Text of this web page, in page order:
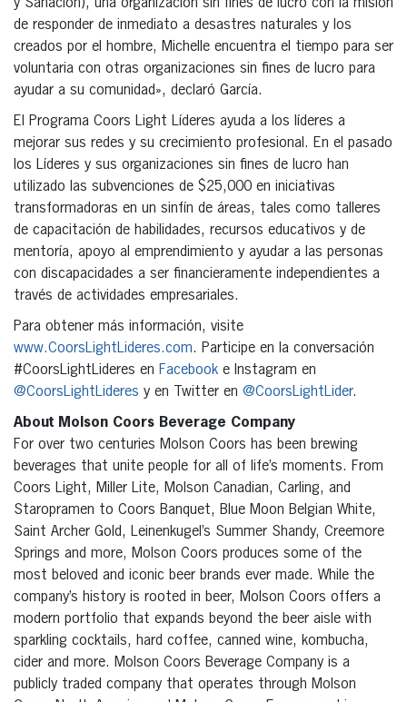
y Sanación), una organización sin fines de lucro con la misión
de responder de inmediato a desastres naturales y los
creados por el hombre, Michelle encuentra el tiempo para ser
voluntaria con otras organizaciones sin fines de lucro para
ayudar a su comunidad», declaró García.
El Programa Coors Light Líderes ayuda a los líderes a
mejorar sus redes y su crecimiento profesional. En el pasado
los Líderes y sus organizaciones sin fines de lucro han
utilizado las subvenciones de $25,000 en iniciativas
transformadoras en un sinfín de áreas, tales como talleres
de capacitación de habilidades, recursos educativos y de
mentoría, apoyo al emprendimiento y ayudar a las personas
con discapacidades a ser financieramente independientes a
través de actividades empresariales.
Para obtener más información, visite
www.CoorsLightLideres.com. Participe en la conversación
#CoorsLightLideres en Facebook e Instagram en
@CoorsLightLideres y en Twitter en @CoorsLightLider.
About Molson Coors Beverage Company
For over two centuries Molson Coors has been brewing
beverages that unite people for all of life’s moments. From
Coors Light, Miller Lite, Molson Canadian, Carling, and
Staropramen to Coors Banquet, Blue Moon Belgian White,
Saint Archer Gold, Leinenkugel’s Summer Shandy, Creemore
Springs and more, Molson Coors produces some of the
most beloved and iconic beer brands ever made. While the
company’s history is rooted in beer, Molson Coors offers a
modern portfolio that expands beyond the beer aisle with
sparkling cocktails, hard coffee, canned wine, kombucha,
cider and more. Molson Coors Beverage Company is a
publicly traded company that operates through Molson